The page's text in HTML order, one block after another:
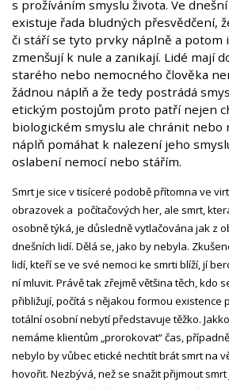
s prožíváním smyslu života. Ve
existuje řada bludných přesvědčení,
či stáří se tyto prvky náplně a potom
zmenšují k nule a zanikají. Lidé mají
starého nebo nemocného člověka
žádnou náplň a že tedy postrádá
etickým postojům proto patří nejen
biologickém smyslu ale chránit nebo
náplň pomáhat k nalezení jeho
oslabení nemocí nebo stářím.
Smrt je sice v tisíceré podobě přítomna ve
obrazovek a počítačových her, ale smrt,
osobně týká, je důsledně vytlačována jak z
dnešních lidí. Dělá se, jako by nebyla.
lidí, kteří se ve své nemoci ke smrti blíží, jí
ní mluvit. Právě tak zřejmě většina těch, kdo
přibližují, počítá s nějakou formou existence
totální osobní nebytí představuje těžko.
nemáme klientům „prorokovat“ čas,
nebylo by vůbec etické nechtít brát smrt na
hovořit. Nezbývá, než se snažit přijmout